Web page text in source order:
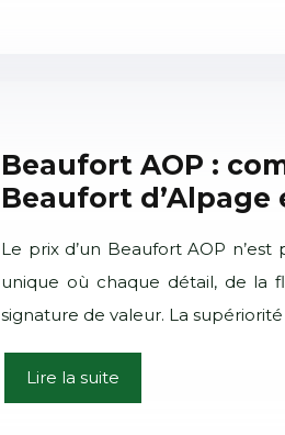
Beaufort AOP :
Beaufort
Le prix d’un Beaufort AOP
unique où chaque détail, de la
signature de valeur. La
Lire la suite